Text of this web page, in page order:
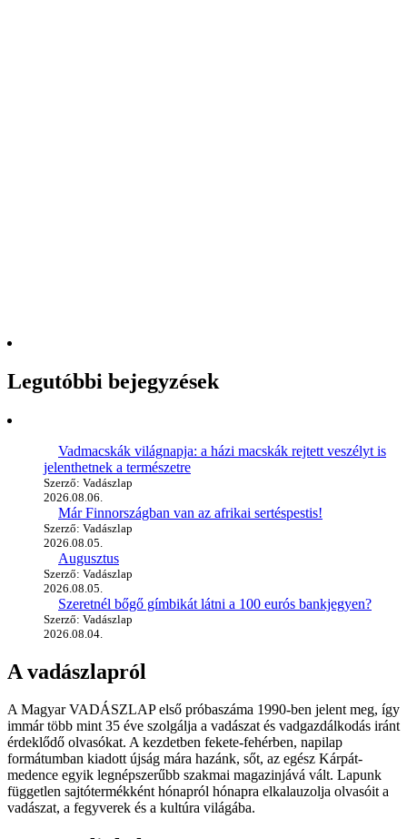
Legutóbbi bejegyzések
Vadmacskák világnapja: a házi macskák rejtett veszélyt is
jelenthetnek a természetre
Szerző: Vadászlap
2026.08.06.
Már Finnországban van az afrikai sertéspestis!
Szerző: Vadászlap
2026.08.05.
Augusztus
Szerző: Vadászlap
2026.08.05.
Szeretnél bőgő gímbikát látni a 100 eurós bankjegyen?
Szerző: Vadászlap
2026.08.04.
A vadászlapról
A Magyar VADÁSZLAP első próbaszáma 1990-ben jelent meg, így
immár több mint 35 éve szolgálja a vadászat és vadgazdálkodás iránt
érdeklődő olvasókat. A kezdetben fekete-fehérben, napilap
formátumban kiadott újság mára hazánk, sőt, az egész Kárpát-
medence egyik legnépszerűbb szakmai magazinjává vált. Lapunk
független sajtótermékként hónapról hónapra elkalauzolja olvasóit a
vadászat, a fegyverek és a kultúra világába.